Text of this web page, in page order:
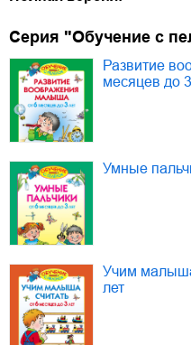
Серия "Обучение с
Развитие
месяцев до
Умные
Учим
лет